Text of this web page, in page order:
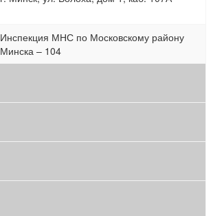
Инспекция МНС по Московскому району
Минска – 104